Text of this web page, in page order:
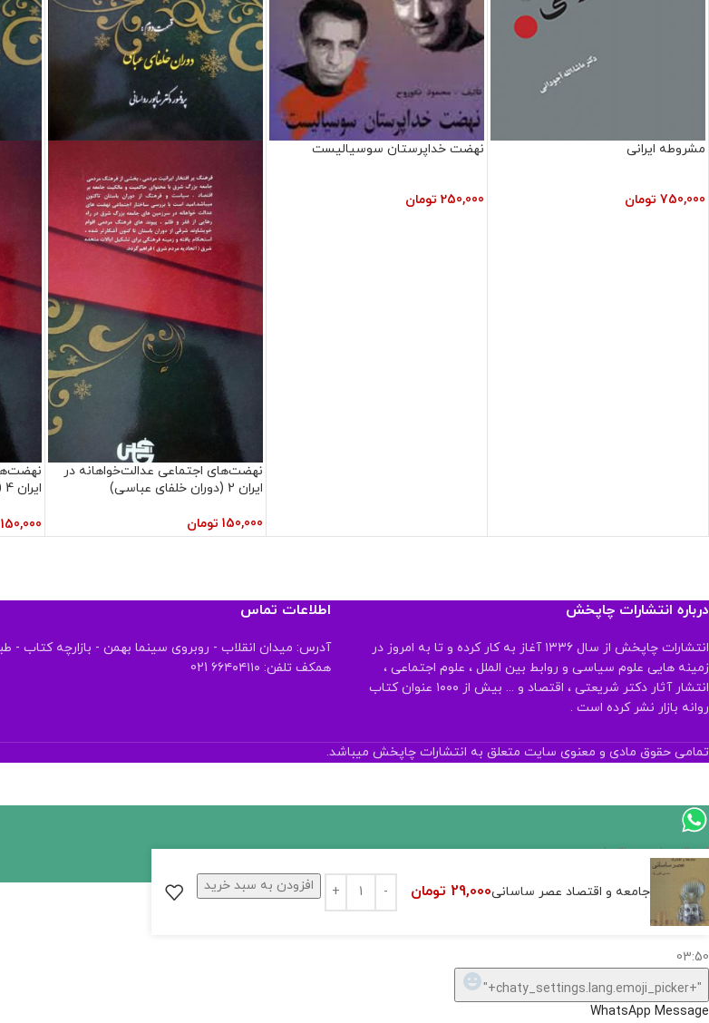
مشروطه ایرانی
750,000 تومان
نهضت خداپرستان سوسیالیست
250,000 تومان
نهضت‌های اجتماعی عدالت‌خواهانه در
ایران 2 (دوران خلفای عباسی)
150,000 تومان
150,000
درباره انتشارات چاپخش
انتشارات چاپخش از سال ۱۳۳۶ آغاز به کار کرده و تا به امروز در
زمینه هایی علوم سیاسی و روابط بین الملل ، علوم اجتماعی ،
انتشار آثار دکتر شریعتی ، اقتصاد و ... بیش از ۱۰۰۰ عنوان کتاب
روانه بازار نشر کرده است .
اطلاعات تماس
آدرس: میدان انقلاب - روبروی سینما بهمن - بازارچه کتاب -
همکف تلفن: ۶۶۴۰۴۱۱۰ 021
تمامی حقوق مادی و معنوی سایت متعلق به انتشارات چاپخش میباشد.
جامعه و اقتصاد عصر ساسانی29,000 تومان افزودن به سبد خرید
اگر
نیست,
شاید
تهیه